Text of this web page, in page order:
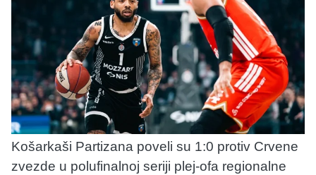
Košarkaši Partizana poveli su 1:0 protiv Crvene
zvezde u polufinalnoj seriji plej-ofa regionalne